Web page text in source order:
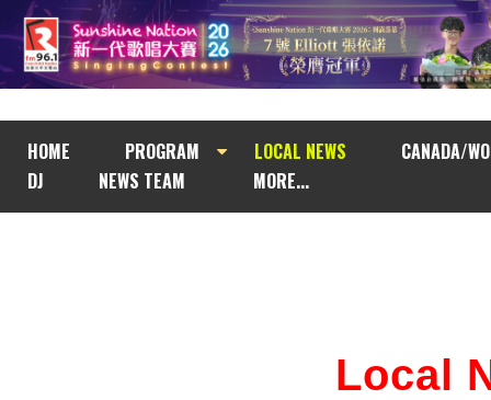
HOME PROGRAM LOCAL NEWS
CANADA/
DJ
NEWS TEAM MORE...
Local